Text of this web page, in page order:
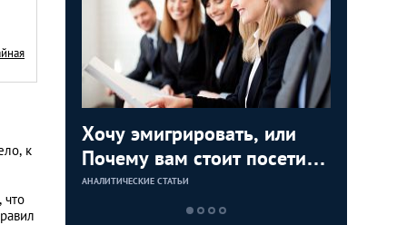
к
что
Хочу эмигрировать, или
Почему вам стоит посетить
выставку-конференцию
International Emigration
АНАЛИТИЧЕСКИЕ СТАТЬИ